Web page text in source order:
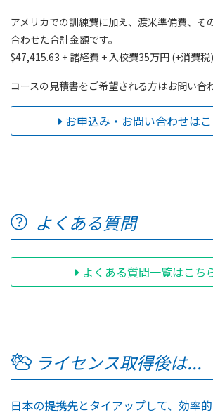
アメリカでの訓練費に加え、渡米準備費、そ
合わせた合計金額です。
$47,415.63 + 諸経費 + 入校費35万円 (+消費税)
コースの見積書をご希望される方はお問い合
お申込み・お問い合わせは
よくある質問
よくある質問一覧はこち
ライセンス取得後は...
日本の提携先とタイアップして、効率